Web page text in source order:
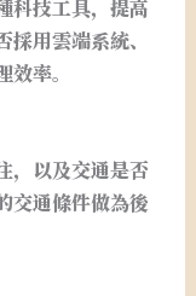
科技工具，提高
用雲端系統、
率。
，以及交通是否
交通條件做為後